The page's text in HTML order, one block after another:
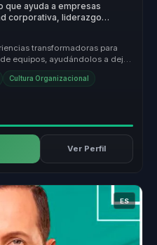
que ayuda a empresas
corporativa, liderazgo
transformadoras para
equipos, ayudándolos a dejar
Cultura Organizacional
Ver Perfil
ES